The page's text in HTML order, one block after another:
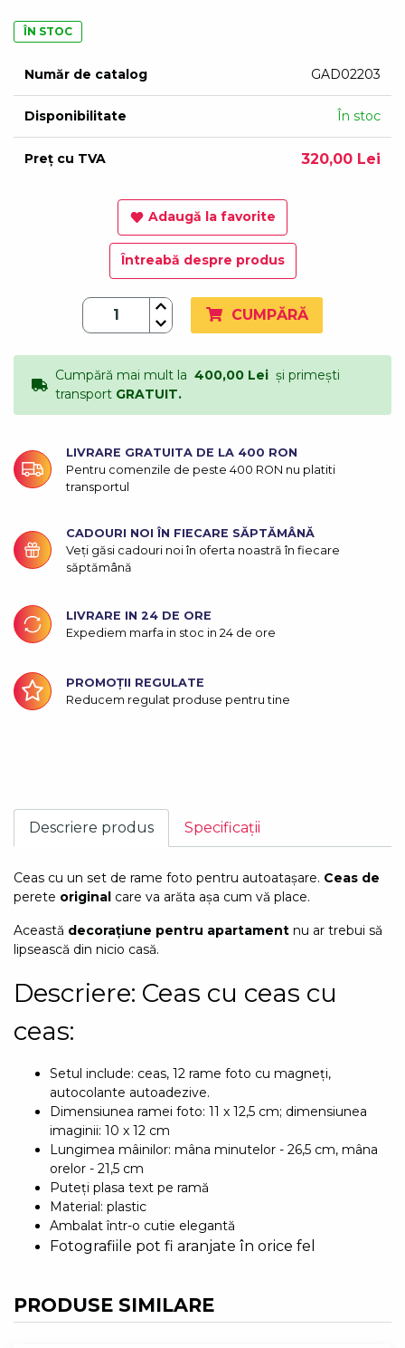
ÎN STOC
Număr de catalog GAD02203
Disponibilitate În stoc
Preț cu TVA 320,00 Lei
Adaugă la favorite
Întreabă despre produs
CUMPĂRĂ
Cumpără mai mult la 400,00 Lei și primești
transport GRATUIT.
LIVRARE GRATUITA DE LA 400 RON
Pentru comenzile de peste 400 RON nu platiti
transportul
CADOURI NOI ÎN FIECARE SĂPTĂMÂNĂ
Veți găsi cadouri noi în oferta noastră în fiecare
săptămână
LIVRARE IN 24 DE ORE
Expediem marfa in stoc in 24 de ore
PROMOȚII REGULATE
Reducem regulat produse pentru tine
Descriere produs Specificații
Ceas cu un set de rame foto pentru autoatașare. Ceas de
perete original care va arăta așa cum vă place.
Această decorațiune pentru apartament nu ar trebui să
lipsească din nicio casă.
Descriere: Ceas cu ceas cu
ceas:
Setul include: ceas, 12 rame foto cu magneți,
autocolante autoadezive.
Dimensiunea ramei foto: 11 x 12,5 cm; dimensiunea
imaginii: 10 x 12 cm
Lungimea mâinilor: mâna minutelor - 26,5 cm, mâna
orelor - 21,5 cm
Puteți plasa text pe ramă
Material: plastic
Ambalat într-o cutie elegantă
Fotografiile pot fi aranjate în orice fel
PRODUSE SIMILARE